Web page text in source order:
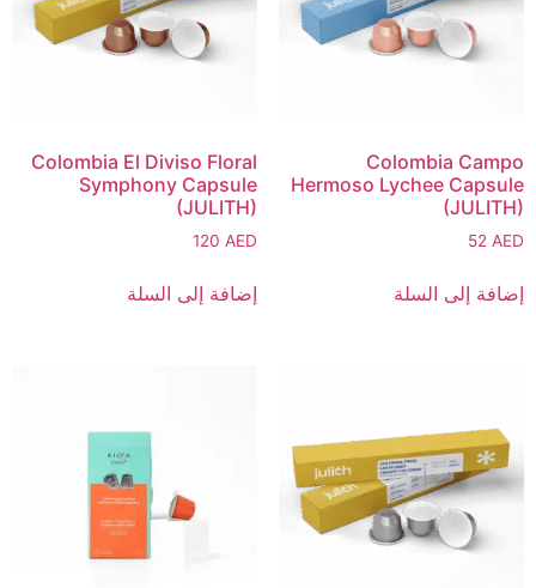
Colombia Campo
Hermoso Lychee Capsule
(JULITH)
52 AED
إضافة إلى السلة
Colombia El Diviso Floral
Symphony Capsule
(JULITH)
120AED
إضافة إلى السلة